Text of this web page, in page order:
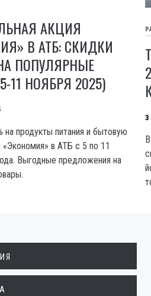
АКЦИЯ
В АТБ: СКИДКИ
ПОПУЛЯРНЫЕ
11 НОЯБРЯ 2025)
на продукты питания и бытовую
в АТБ с 5 по 11
Выгодные предложения на
3